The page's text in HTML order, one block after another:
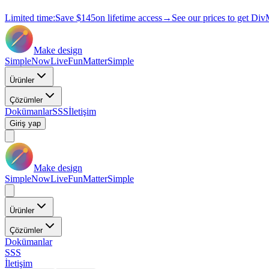
Limited time:Save $145on lifetime access→ See our prices to get
Make design
SimpleNowLiveFunMatterSimple
Ürünler
Çözümler
DokümanlarSSSİletişim
Giriş yap
Make design
SimpleNowLiveFunMatterSimple
Ürünler
Çözümler
Dokümanlar
SSS
İletişim